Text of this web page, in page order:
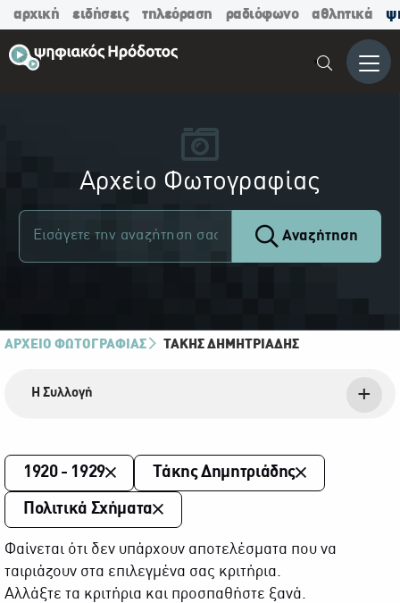
αρχική ειδήσεις τηλεόραση ραδιόφωνο αθλητικά
Μενού
Αρχείο Φωτογραφίας
Αναζήτηση
ΑΡΧΕΙΟ ΦΩΤΟΓΡΑΦΙΑΣ ΤΆΚΗΣ ΔΗΜΗΤΡΙΆΔΗΣ
Η Συλλογή
1920 - 1929 Τάκης Δημητριάδης
Πολιτικά Σχήματα
Φαίνεται ότι δεν υπάρχουν αποτελέσματα που να
ταιριάζουν στα επιλεγμένα σας κριτήρια.
Αλλάξτε τα κριτήρια και προσπαθήστε ξανά.